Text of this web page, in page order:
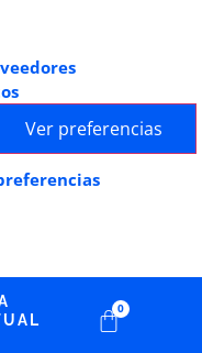
Ver preferencias
0